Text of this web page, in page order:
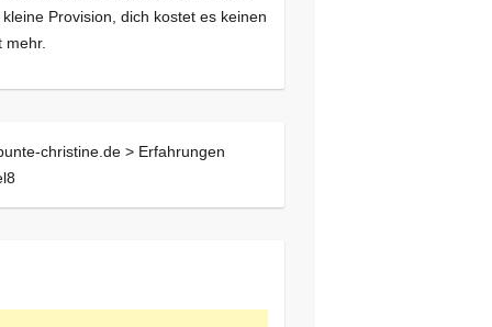
Provision, dich kostet es keinen
mehr.
christine.de > Erfahrungen